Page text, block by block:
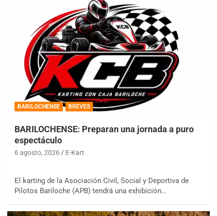
BARILOCHENSE BREVES
BARILOCHENSE: Preparan una jornada a puro
espectáculo
6 agosto, 2026 E-Kart
El karting de la Asociación Civil, Social y Deportiva de
Pilotos Bariloche (APB) tendrá una exhibición…